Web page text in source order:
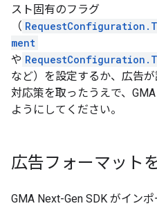
スト固有のフラグ
（
ment
や
など）を設定するか、広告
対応策を取ったうえで、
ようにしてください。
広告フォーマット
GMA Next-Gen SDK がイン